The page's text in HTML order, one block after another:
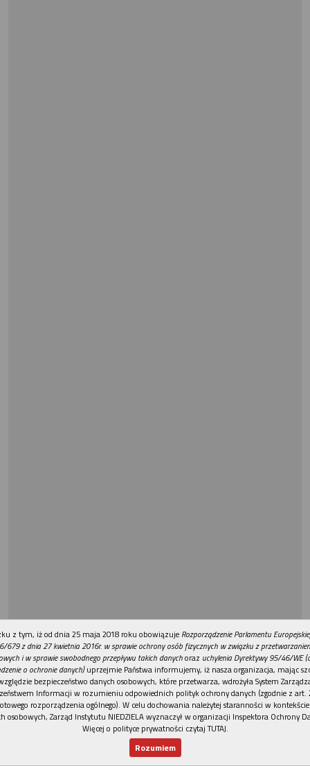
REKLAMA
z tym, iż od dnia 25 maja 2018 roku obowiązuje Rozporządzenie Parlamentu
679 z dnia 27 kwietnia 2016r. w sprawie ochrony osób fizycznych w związku z
i w sprawie swobodnego przepływu takich danychoraz uchylenia Dyrektywy 95/46/WE
o ochronie danych)uprzejmie Państwa informujemy, iż nasza organizacja, mając
bezpieczeństwo danych osobowych, które przetwarza, wdrożyła System
Informacji w rozumieniu odpowiednich polityk ochrony danych (zgodnie z art.
rozporządzenia ogólnego). W celu dochowania należytej staranności w
osobowych, Zarząd Instytutu NIEDZIELA wyznaczył w organizacji Inspektora Ochrony
Więcej o polityce prywatności czytaj TUTAJ.
Rozumiem